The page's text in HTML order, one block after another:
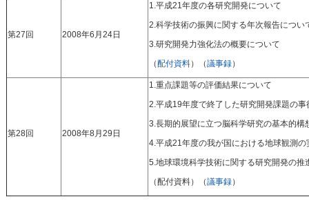
第27回 2008年6月24日
1.平成21年度の各研究開発について
2.科学技術の振興に関する年次報告につい
3.研究開発力強化法の概要について
（配付資料）（議事録）
第28回 2008年8月29日
1.重点課題等の評価結果について
2.平成19年度で終了した研究開発課題の
3.長期的展望に立つ脳科学研究の基本的構
4.平成21年度の我が国における地球観測の
5.地球環境科学技術に関する研究開発の推
（配付資料）（議事録）